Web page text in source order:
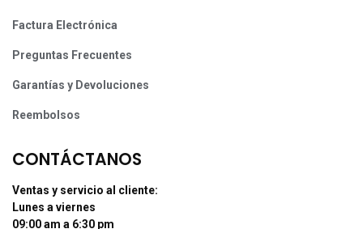
Factura Electrónica
Preguntas Frecuentes
Garantías y Devoluciones
Reembolsos
CONTÁCTANOS
Ventas y servicio al cliente:
Lunes a viernes
09:00 am a 6:30 pm